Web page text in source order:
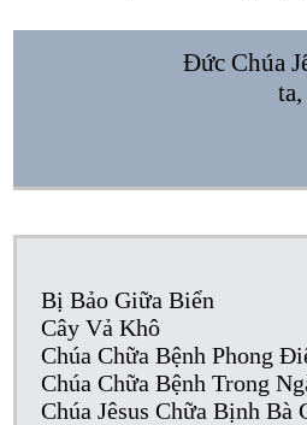
Đức Chúa
Bị Bảo Giữa Biển
Cây Vả Khô
Chúa Chữa Bệnh Phong
Chúa Chữa Bệnh Trong
Chúa Jêsus Chữa Bịnh Bà